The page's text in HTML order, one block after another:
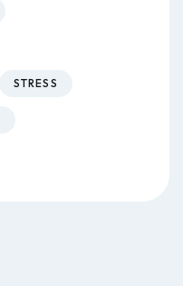
STRESS